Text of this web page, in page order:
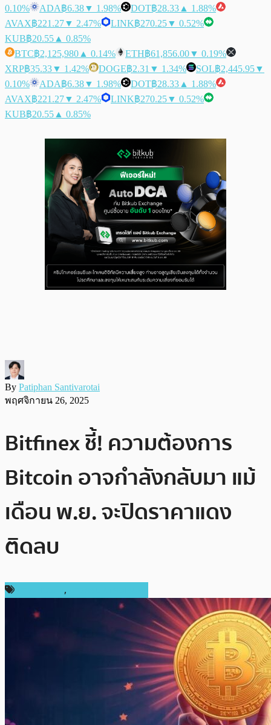
0.10%
ADA฿6.38▼ 1.98% DOT฿28.33 ▲ 1.88%
AVAX฿221.27▼ 2.47% LINK฿270.25▼ 0.52%
KUB฿20.55 ▲ 0.85%
BTC฿2,125,980 ▲ 0.14% ETH฿61,856.00▼ 0.19%
XRP฿35.33▼ 1.42% DOGE฿2.31 ▼ 1.34% SOL฿2,445.95▼
0.10%
ADA฿6.38▼ 1.98% DOT฿28.33 ▲ 1.88%
AVAX฿221.27▼ 2.47% LINK฿270.25▼ 0.52%
KUB฿20.55 ▲ 0.85%
By Patiphan Santivarotai
พฤศจิกายน 26, 2025
Bitfinex ชี้! ความต้องการ
Bitcoin อาจกำลังกลับมา แม้
เดือน พ.ย. จะปิดราคาแดง
ติดลบ
,